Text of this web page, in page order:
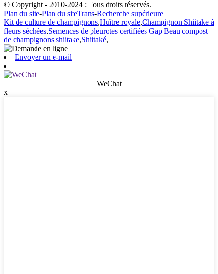
© Copyright - 2010-2024 : Tous droits réservés.
Plan du site-Plan du siteTrans-Recherche supérieure
Kit de culture de champignons,Huître royale,Champignon Shiitake à
fleurs séchées,Semences de pleurotes certifiées Gap,Beau compost
de champignons shiitake,Shiitaké,
Envoyer un e-mail
WeChat
x